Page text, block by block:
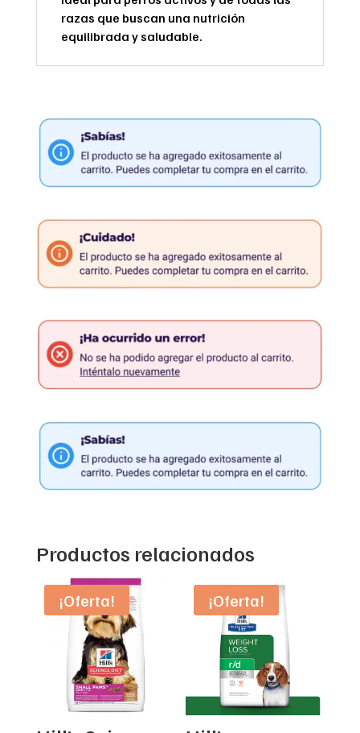
razas que buscan una nutrición
equilibrada y saludable.
Productos relacionados
¡Oferta! ¡Oferta!